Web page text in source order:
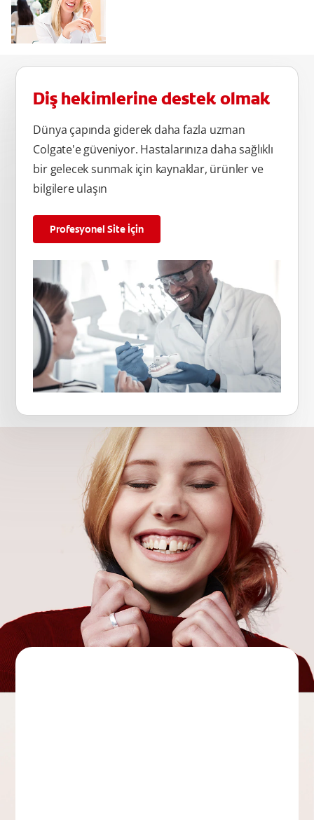
Diş hekimlerine destek olmak
Dünya çapında giderek daha fazla uzman
Colgate'e güveniyor. Hastalarınıza daha sağlıklı
bir gelecek sunmak için kaynaklar, ürünler ve
bilgilere ulaşın
Profesyonel Site İçin